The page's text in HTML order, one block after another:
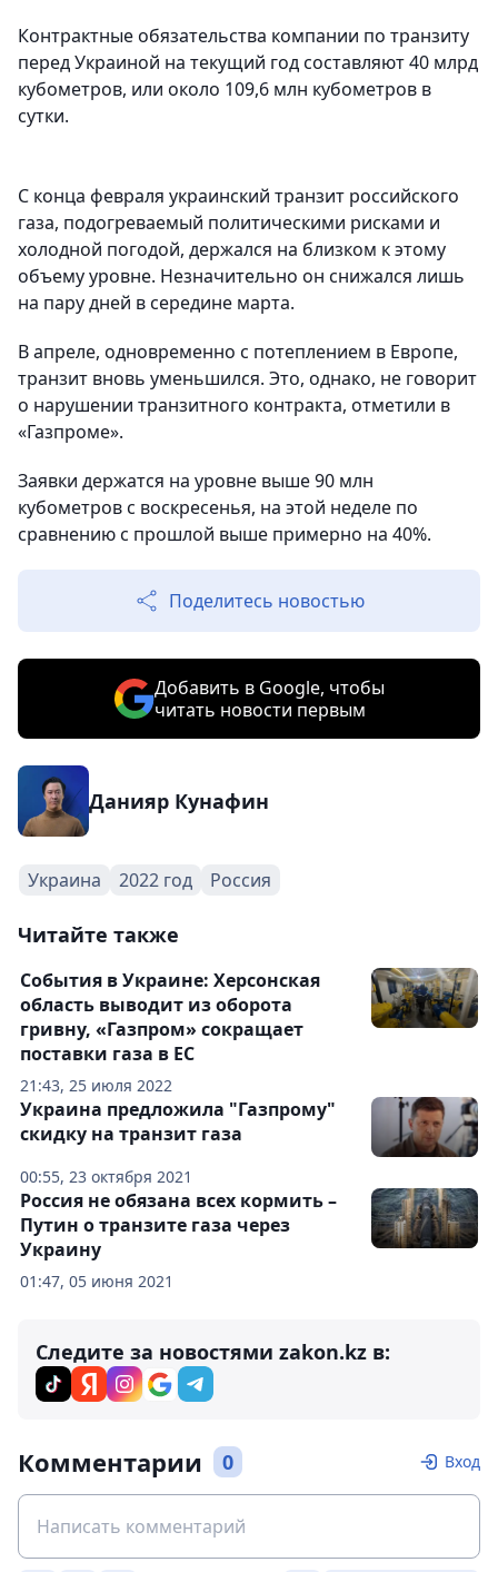
Контрактные обязательства компании по транзиту
перед Украиной на текущий год составляют 40 млрд
кубометров, или около 109,6 млн кубометров в
сутки.
С конца февраля украинский транзит российского
газа, подогреваемый политическими рисками и
холодной погодой, держался на близком к этому
объему уровне. Незначительно он снижался лишь
на пару дней в середине марта.
В апреле, одновременно с потеплением в Европе,
транзит вновь уменьшился. Это, однако, не говорит
о нарушении транзитного контракта, отметили в
«Газпроме».
Заявки держатся на уровне выше 90 млн
кубометров с воскресенья, на этой неделе по
сравнению с прошлой выше примерно на 40%.
Поделитесь новостью
Добавить в Google, чтобы
читать новости первым
Данияр Кунафин
Украина 2022 год Россия
Читайте также
21:43, 25 июля 2022
События в Украине: Херсонская
область выводит из оборота
гривну, «Газпром» сокращает
поставки газа в ЕС
00:55, 23 октября 2021
Украина предложила "Газпрому"
скидку на транзит газа
01:47, 05 июня 2021
Россия не обязана всех кормить –
Путин о транзите газа через
Украину
Следите за новостями zakon.kz в:
Комментарии 0 Вход